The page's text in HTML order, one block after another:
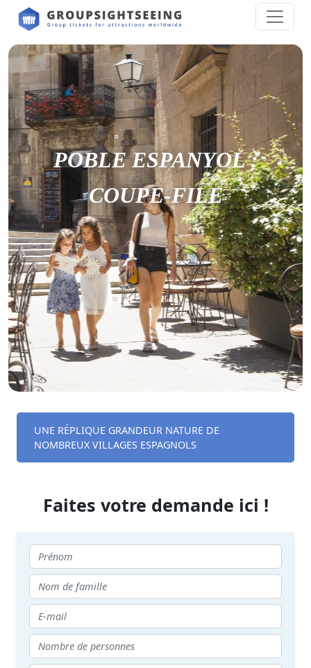
POBLE ESPANYOL :
COUPE-FILE
UNE RÉPLIQUE GRANDEUR NATURE DE
NOMBREUX VILLAGES ESPAGNOLS
Faites votre demande ici !